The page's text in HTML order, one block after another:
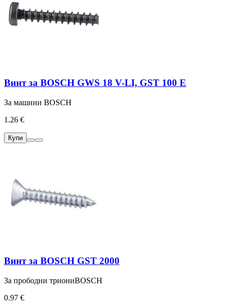
Винт за BOSCH GWS 18 V-LI, GST 100 E
За машини BOSCH
1.26 €
Купи
Винт за BOSCH GST 2000
За прободни триониBOSCH
0.97 €